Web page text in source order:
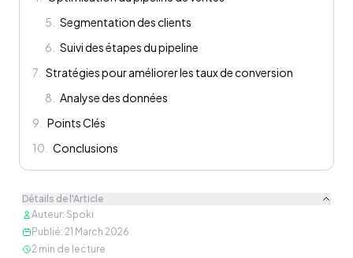
5
Segmentation des clients
6
Suivi des étapes du pipeline
7 Stratégies pour améliorer les taux de conversion
8
Analyse des données
9
Points Clés
10
Conclusions
Détails de l'Article
Auteur: Spoki
Publié: 21 March 2026
2 min de lecture